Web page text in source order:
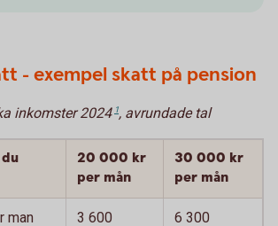
- exempel skatt på pension
inkomster 2024 1, avrundade tal
20 000 kr
per mån
30 000 kr
per mån
man
3 600 6 300